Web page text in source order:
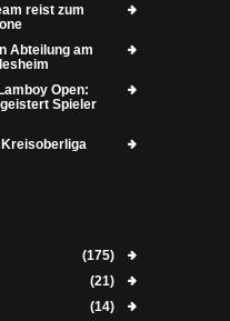
reist zum
Abteilung am
Open:
Spieler
(175)
(21)
(14)